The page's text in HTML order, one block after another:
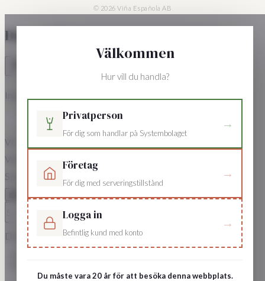
© 2026 Viña Española AB
Välkommen
Hur vill du handla?
Privatperson
För dig som handlar på Systembolaget
→
Företag
För dig med serveringstillstånd
→
Logga in
Befintlig kund med konto
→
Du måste vara 20 år för att besöka denna webbplats.
Din varukorg
Inga produkter i varukorgen.
VE
Viña Española
Spanska viner sedan 1995
Driven av AI • Villkor